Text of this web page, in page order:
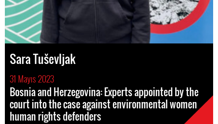
Sara Tuševljak
31 Mayıs 2023
Bosnia and Herzegovina: Experts appointed by the
court into the case against environmental women
human rights defenders